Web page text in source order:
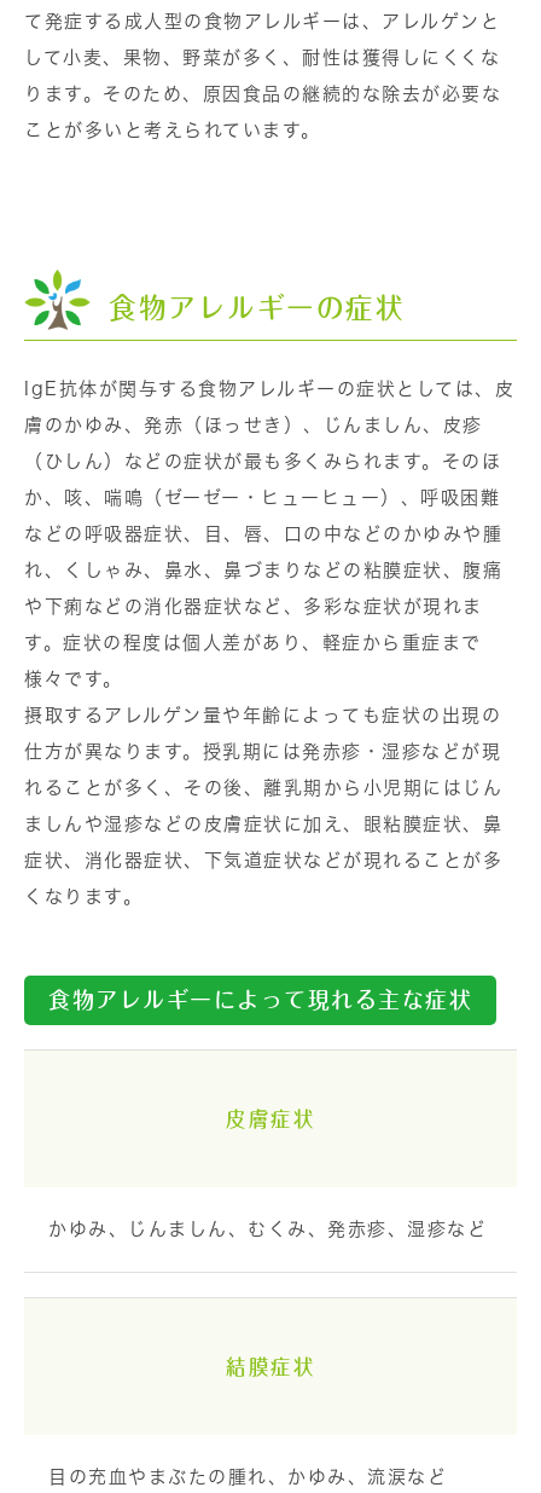
て発症する成人型の食物アレルギーは、アレルゲンと
して小麦、果物、野菜が多く、耐性は獲得しにくくな
ります。そのため、原因食品の継続的な除去が必要な
ことが多いと考えられています。
食物アレルギーの症状
IgE抗体が関与する食物アレルギーの症状としては、皮
膚のかゆみ、発赤（ほっせき）、じんましん、皮疹
（ひしん）などの症状が最も多くみられます。そのほ
か、咳、喘鳴（ゼーゼー・ヒューヒュー）、呼吸困難
などの呼吸器症状、目、唇、口の中などのかゆみや腫
れ、くしゃみ、鼻水、鼻づまりなどの粘膜症状、腹痛
や下痢などの消化器症状など、多彩な症状が現れま
す。症状の程度は個人差があり、軽症から重症まで
様々です。
摂取するアレルゲン量や年齢によっても症状の出現の
仕方が異なります。授乳期には発赤疹・湿疹などが現
れることが多く、その後、離乳期から小児期にはじん
ましんや湿疹などの皮膚症状に加え、眼粘膜症状、鼻
症状、消化器症状、下気道症状などが現れることが多
くなります。
食物アレルギーによって現れる主な症状
皮膚症状
かゆみ、じんましん、むくみ、発赤疹、湿疹など
結膜症状
目の充血やまぶたの腫れ、かゆみ、流涙など